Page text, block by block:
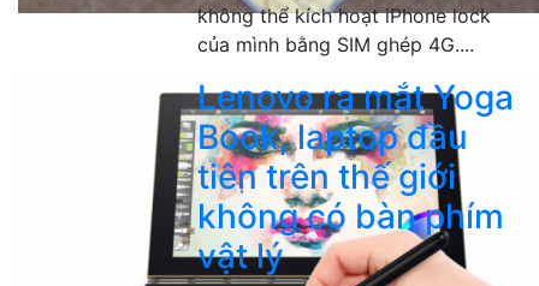
không thể kích hoạt iPhone lock
của mình bằng SIM ghép 4G....
Lenovo ra mắt Yoga
Book, laptop đầu
tiên trên thế giới
không có bàn phím
vật lý